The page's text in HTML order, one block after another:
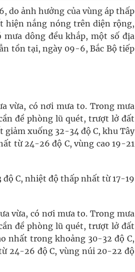
do ảnh hưởng của vùng áp thấp
hiện nắng nóng trên diện rộng,
dông đều khắp, một số địa
tồn tại, ngày 09-6, Bắc Bộ tiếp
vừa, có nơi mưa to. Trong mưa
đề phòng lũ quét, trượt lở đất
giảm xuống 32-34 độ C, khu Tây
từ 24-26 độ C, vùng cao 19-21
C, nhiệt độ thấp nhất từ 17-19
vừa, có nơi mưa to. Trong mưa
đề phòng lũ quét, trượt lở đất
nhất trong khoảng 30-32 độ C,
24-26 độ C, vùng núi 20-22 độ